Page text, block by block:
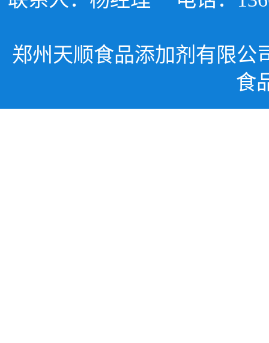
郑州天顺食品添加剂有限公
食